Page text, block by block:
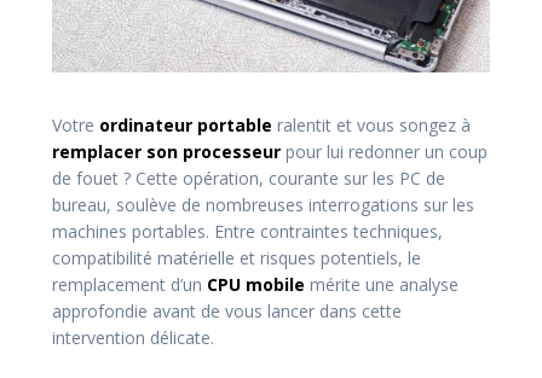
Votre ordinateur portable ralentit et vous songez à
remplacer son processeur pour lui redonner un coup
de fouet ? Cette opération, courante sur les PC de
bureau, soulève de nombreuses interrogations sur les
machines portables. Entre contraintes techniques,
compatibilité matérielle et risques potentiels, le
remplacement d’un CPU mobile mérite une analyse
approfondie avant de vous lancer dans cette
intervention délicate.